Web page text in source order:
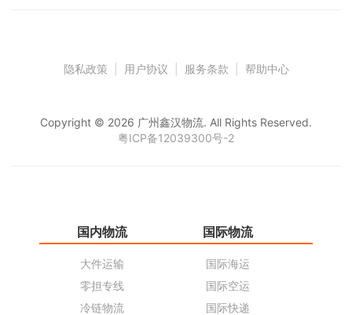
隐私政策 用户协议 服务条款 帮助中心
Copyright © 2026 广州鑫汉物流. All Rights Reserved.
粤ICP备12039300号-2
国内物流
大件运输
零担专线
冷链物流
国际物流
国际海运
国际空运
国际快递